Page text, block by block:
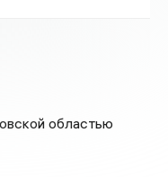
областью